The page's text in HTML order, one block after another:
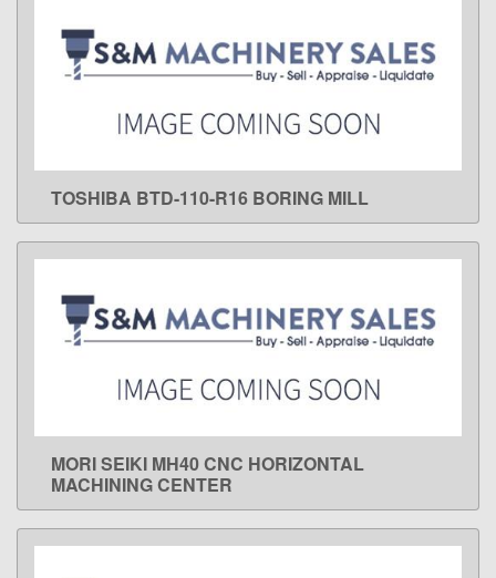
LEARN MORE
TOSHIBA BTD-110-R16 BORING MILL
LEARN MORE
MORI SEIKI MH40 CNC HORIZONTAL
MACHINING CENTER